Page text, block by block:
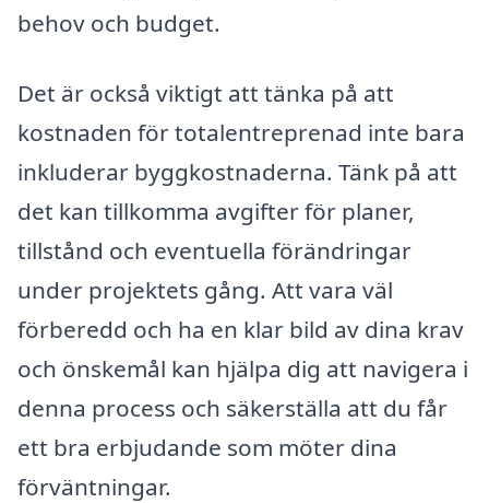
behov och budget.
Det är också viktigt att tänka på att
kostnaden för totalentreprenad inte bara
inkluderar byggkostnaderna. Tänk på att
det kan tillkomma avgifter för planer,
tillstånd och eventuella förändringar
under projektets gång. Att vara väl
förberedd och ha en klar bild av dina krav
och önskemål kan hjälpa dig att navigera i
denna process och säkerställa att du får
ett bra erbjudande som möter dina
förväntningar.